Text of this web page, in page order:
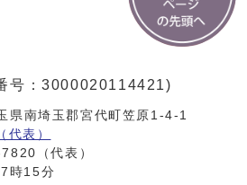
号：3000020114421)
県南埼玉郡宮代町笠原1-4-1
表）
（代表）
時15分